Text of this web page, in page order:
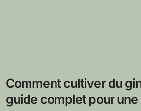
Comment cultiver du
guide complet pour